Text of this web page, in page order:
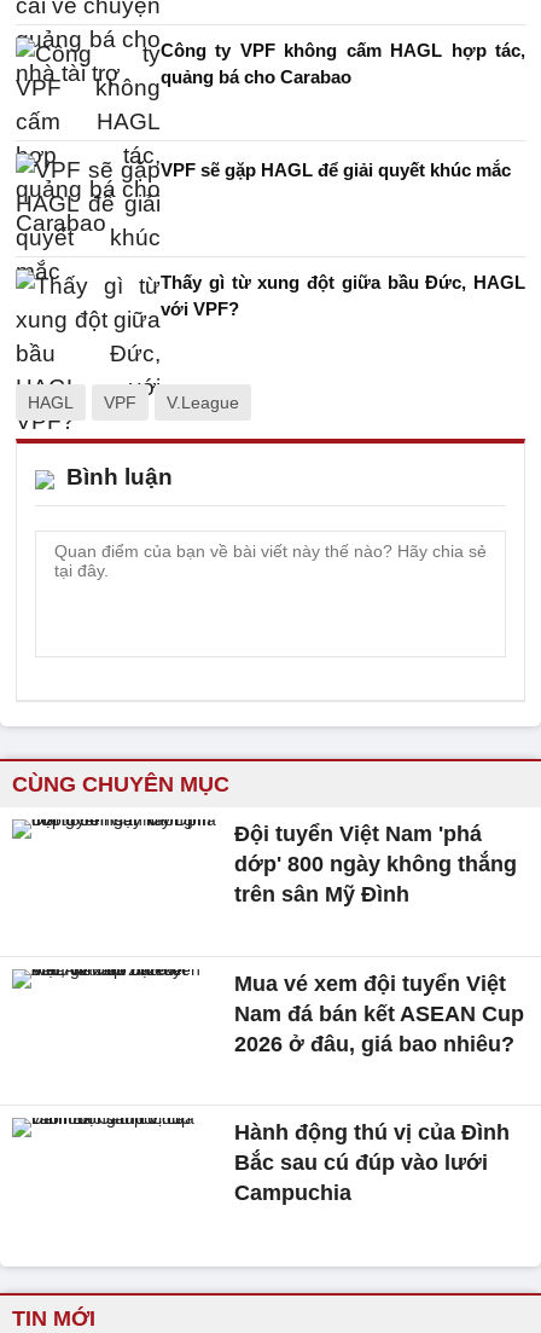
Công ty VPF không cấm HAGL hợp tác,
quảng bá cho Carabao
VPF sẽ gặp HAGL để giải quyết khúc mắc
Thấy gì từ xung đột giữa bầu Đức, HAGL
với VPF?
HAGL VPF V.League
Bình luận
CÙNG CHUYÊN MỤC
Đội tuyển Việt Nam 'phá
dớp' 800 ngày không thắng
trên sân Mỹ Đình
Mua vé xem đội tuyển Việt
Nam đá bán kết ASEAN Cup
2026 ở đâu, giá bao nhiêu?
Hành động thú vị của Đình
Bắc sau cú đúp vào lưới
Campuchia
TIN MỚI